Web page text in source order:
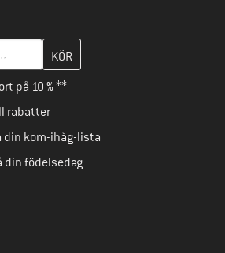
här och skapa ditt kundkonto i nästa
på 10 % **
rabatter
din kom-ihåg-lista
din födelsedag